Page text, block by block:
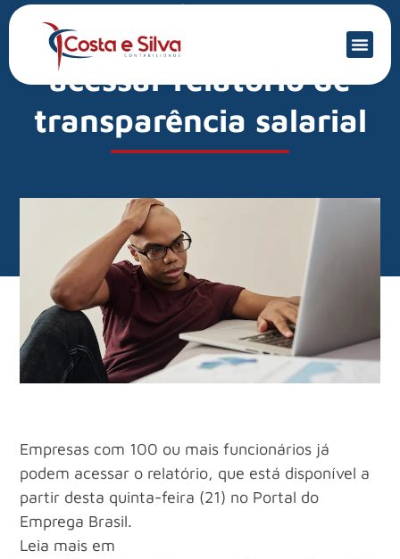
Mercado Financeiro
Empresas já podem
acessar relatório de
transparência salarial
Empresas com 100 ou mais funcionários já
podem acessar o relatório, que está disponível a
partir desta quinta-feira (21) no Portal do
Emprega Brasil.
Leia mais em